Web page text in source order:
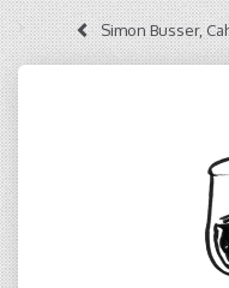
Simon Busser,